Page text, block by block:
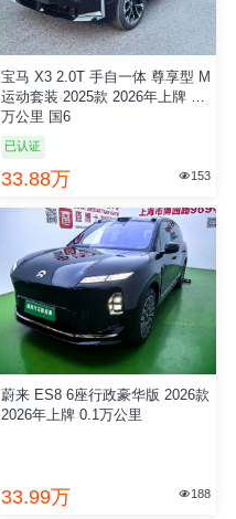
宝马 X3 2.0T 手自一体 尊享型 M
运动套装 2025款 2026年上牌 0.2
万公里 国6
已认证
33.88万  153
蔚来 ES8 6座行政豪华版 2026款
2026年上牌 0.1万公里
33.99万  188